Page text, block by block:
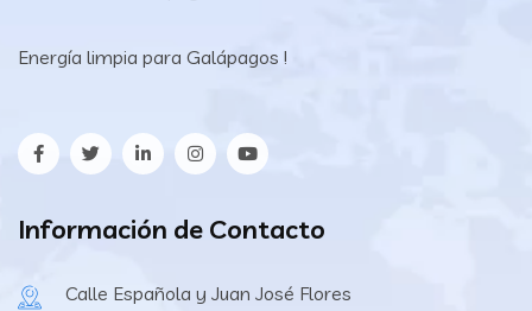
Energía limpia para Galápagos !
Información de Contacto
Calle Española y Juan José Flores